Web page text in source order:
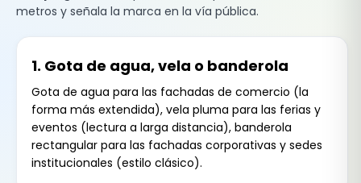
metros y señala la marca en la vía pública.
1. Gota de agua, vela o banderola
Gota de agua para las fachadas de comercio (la
forma más extendida), vela pluma para las ferias y
eventos (lectura a larga distancia), banderola
rectangular para las fachadas corporativas y sedes
institucionales (estilo clásico).